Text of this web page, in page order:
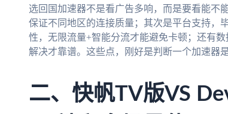
选回国加速器不是看广告多响，而是要看能不
保证不同地区的连接质量；其次是平台支持，
性，无限流量+智能分流才能避免卡顿；还有
解决才靠谱。这些点，刚好是判断一个加速器
二、快帆TV版VS